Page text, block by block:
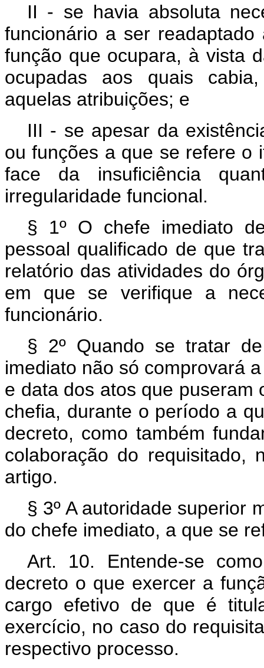
II - se havia absoluta
funcionário a ser
função que ocupara, à vista
ocupadas aos quais
aquelas atribuições; e
III - se apesar da
ou funções a que se refere o
face da insuficiência
irregularidade funcional.
§ 1º O chefe imediato
pessoal qualificado de que
relatório das atividades do
em que se verifique a
funcionário.
§ 2º Quando se tratar
imediato não só comprovará
e data dos atos que puseram
chefia, durante o período a
decreto, como também
colaboração do
artigo.
§ 3º A autoridade superior
do chefe imediato, a que se
Art. 10. Entende-se
decreto o que exercer a
cargo efetivo de que é
exercício, no caso do
respectivo processo.